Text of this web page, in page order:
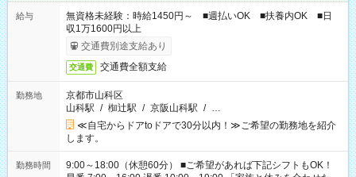
給与
無資格未経験：時給1450円～ ■週払いOK ■扶養内OK ■日
収1万1600円以上
交通費別途支給あり
交通費 交通費全額支給
勤務地
京都市山科区
山科駅 / 椥辻駅 / 京阪山科駅 / …
≪自宅からドアtoドアで30分以内！≫ご希望の勤務地を紹介
します。
勤務時間
9:00～18:00（休憩60分） ■ご希望があれば下記シフトもOK！